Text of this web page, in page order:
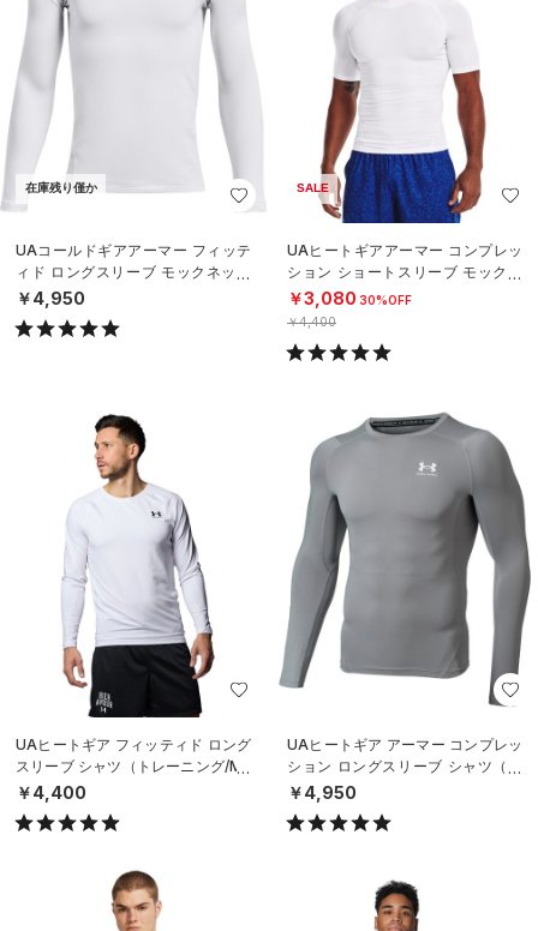
在庫残り僅か
UAコールドギアアーマー フィッテ
ィド ロングスリーブ モックネック
シャツ（トレーニング/BOYS）
￥4,950
SALE
UAヒートギアアーマー コンプレッ
ション ショートスリーブ モックネ
ック シャツ（トレーニング/MEN）
￥3,080 30%OFF
￥4,400
UAヒートギア フィッティド ロング
スリーブ シャツ（トレーニング/ME
N）
￥4,400
UAヒートギア アーマー コンプレッ
ション ロングスリーブ シャツ（ト
レーニング/MEN）
￥4,950